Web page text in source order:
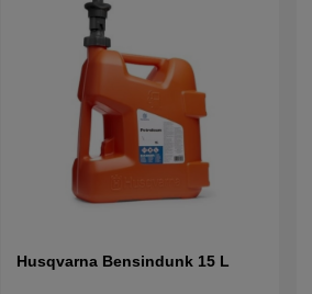
Husqvarna Bensindunk 15 L